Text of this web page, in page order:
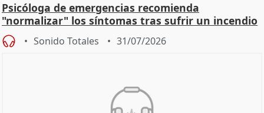
Psicóloga de emergencias recomienda
"normalizar" los síntomas tras sufrir un incendio
Sonido Totales 31/07/2026